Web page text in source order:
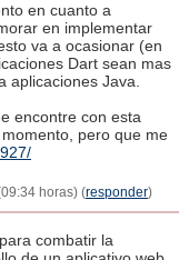
en cuanto a
en implementar
va a ocasionar (en
Dart sean mas
aplicaciones Java.
encontre con esta
pero que me
horas) (responder)
combatir la